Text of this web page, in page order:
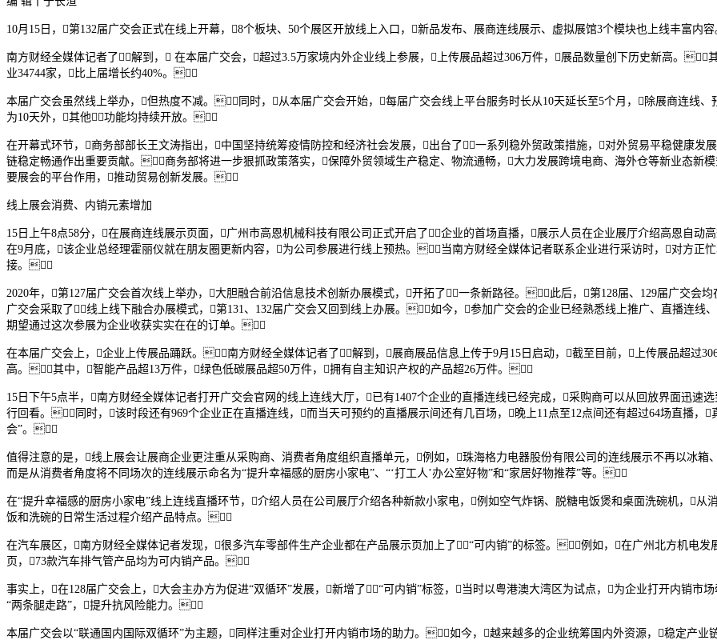
10月15日，第132届广交会正式在线上开幕，8个板块、50个展区开放线上入口，新品发布、展商连线展示、虚拟展馆3个模块也上线丰富内
南方财经全媒体记者了解到， 在本届广交会，超过3.5万家境内外企业线上参展，上传展品超过306万件，展品数量创下历史新高。
业34744家，比上届增长约40%。
本届广交会虽然线上举办，但热度不减。同时，从本届广交会开始，每届广交会线上平台服务时长从10天延长至5个月，除展商连线、
为10天外，其他功能均持续开放。
在开幕式环节，商务部部长王文涛指出，中国坚持统筹疫情防控和经济社会发展，出台了一系列稳外贸政策措施，对外贸易平稳健康发
链稳定畅通作出重要贡献。商务部将进一步狠抓政策落实，保障外贸领域生产稳定、物流通畅，大力发展跨境电商、海外仓等新业态新
要展会的平台作用，推动贸易创新发展。
线上展会消费、内销元素增加
15日上午8点58分，在展商连线展示页面，广州市高恩机械科技有限公司正式开启了企业的首场直播，展示人员在企业展厅介绍高恩自动
在9月底，该企业总经理霍丽仪就在朋友圈更新内容，为公司参展进行线上预热。当南方财经全媒体记者联系企业进行采访时，对方正
接。
2020年，第127届广交会首次线上举办，大胆融合前沿信息技术创新办展模式，开拓了一条新路径。此后，第128届、129届广交会均
广交会采取了线上线下融合办展模式，第131、132届广交会又回到线上办展。如今，参加广交会的企业已经熟悉线上推广、直播连线
期望通过这次参展为企业收获实实在在的订单。
在本届广交会上，企业上传展品踊跃。南方财经全媒体记者了解到，展商展品信息上传于9月15日启动，截至目前，上传展品超过
高。其中，智能产品超13万件，绿色低碳展品超50万件，拥有自主知识产权的产品超26万件。
15日下午5点半，南方财经全媒体记者打开广交会官网的线上连线大厅，已有1407个企业的直播连线已经完成，采购商可以从回放界面迅速
行回看。同时，该时段还有969个企业正在直播连线，而当天可预约的直播展示间还有几百场，晚上11点至12点间还有超过64场直播，
会”。
值得注意的是，线上展会让展商企业更注重从采购商、消费者角度组织直播单元，例如，珠海格力电器股份有限公司的连线展示不再以冰箱
而是从消费者角度将不同场次的连线展示命名为“提升幸福感的厨房小家电”、“‘打工人’办公室好物”和“家居好物推荐”等。
在“提升幸福感的厨房小家电”线上连线直播环节，介绍人员在公司展厅介绍各种新款小家电，例如空气炸锅、脱糖电饭煲和桌面洗碗机，从
饭和洗碗的日常生活过程介绍产品特点。
在汽车展区，南方财经全媒体记者发现，很多汽车零部件生产企业都在产品展示页加上了“可内销”的标签。例如，在广州北方机电发
页，73款汽车排气管产品均为可内销产品。
事实上，在128届广交会上，大会主办方为促进“双循环”发展，新增了“可内销”标签，当时以粤港澳大湾区为试点，为企业打开内销市
“两条腿走路”，提升抗风险能力。
本届广交会以“联通国内国际双循环”为主题，同样注重对企业打开内销市场的助力。如今，越来越多的企业统筹国内外资源，稳定产业